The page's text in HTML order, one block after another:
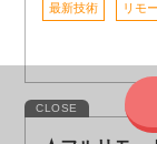
最新技術 リモ
CLOSE